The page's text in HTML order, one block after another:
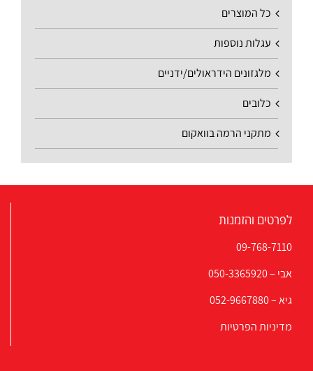
כל המוצרים
עגלות נוספות
מלגזונים הידראולים/ידניים
כלובים
מתקני הרמה בוואקום
לפרטים והזמנות
09-768-7110
אבי –050-3365920
גיא –052-9667880
מדיניות הפרטיות